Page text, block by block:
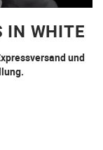
IN WHITE
und